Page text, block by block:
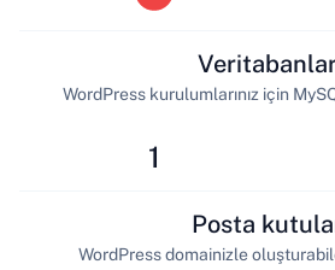
1
WordPress kurulumlarınız için
Posta
WordPress domainizle